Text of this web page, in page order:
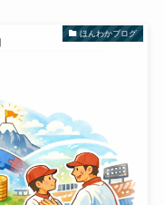
ほんわかブログ